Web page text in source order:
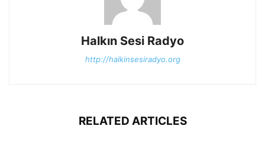
Halkın Sesi Radyo
http://halkinsesiradyo.org
RELATED ARTICLES